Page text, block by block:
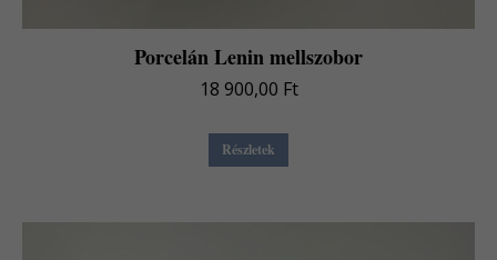
Porcelán Lenin mellszobor
18 900,00 Ft
Részletek